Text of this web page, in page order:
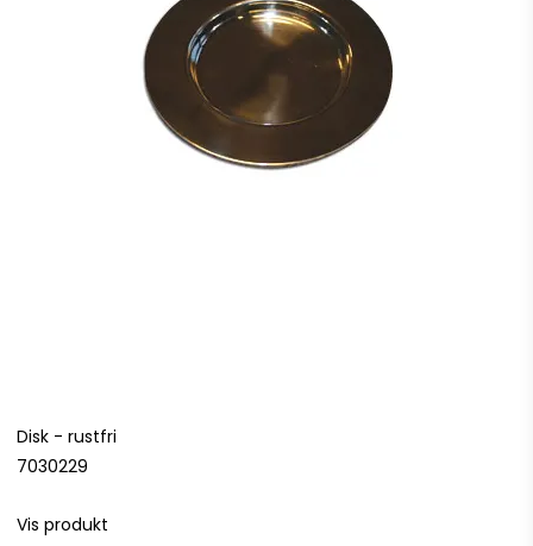
Disk - rustfri
7030229
Vis produkt